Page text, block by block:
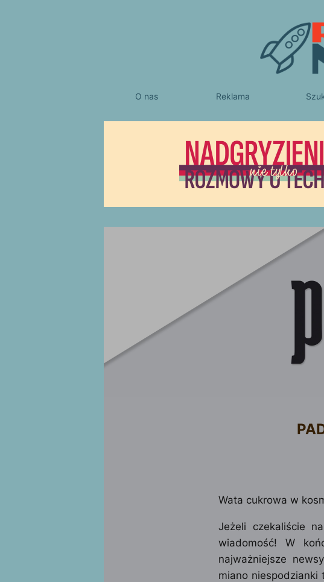
O nas Reklama
Wata cukrowa w
Jeżeli czekaliście
wiadomość! W
najważniejsze
miano